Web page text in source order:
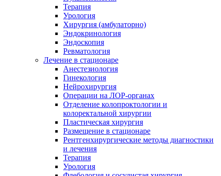
Терапия
Урология
Хирургия (амбулаторно)
Эндокринология
Эндоскопия
Ревматология
Лечение в стационаре
Анестезиология
Гинекология
Нейрохирургия
Операции на ЛОР-органах
Отделение колопроктологии и
колоректальной хирургии
Пластическая хирургия
Размещение в стационаре
Рентгенхирургические методы диагностики
и лечения
Терапия
Урология